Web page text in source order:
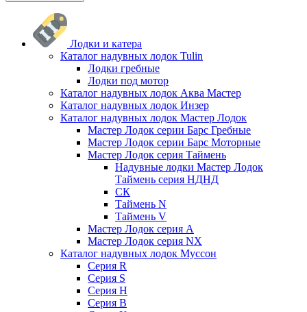
Лодки и катера
Каталог надувных лодок Tulin
Лодки гребные
Лодки под мотор
Каталог надувных лодок Аква Мастер
Каталог надувных лодок Инзер
Каталог надувных лодок Мастер Лодок
Мастер Лодок серии Барс Гребные
Мастер Лодок серии Барс Моторные
Мастер Лодок серия Таймень
Надувные лодки Мастер Лодок
Таймень серия НДНД
СК
Таймень N
Таймень V
Мастер Лодок серия А
Мастер Лодок серия NX
Каталог надувных лодок Муссон
Серия R
Серия S
Серия H
Серия B